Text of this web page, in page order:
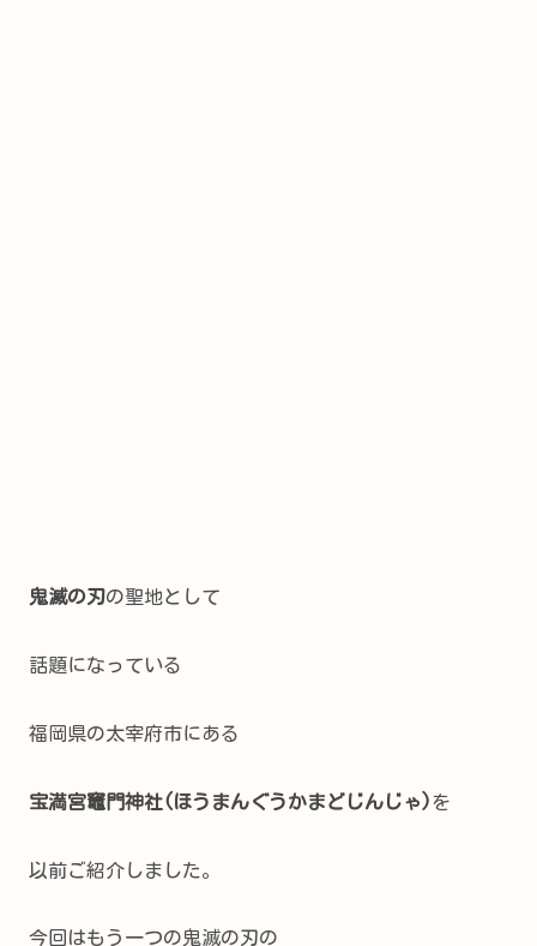
鬼滅の刃の聖地として
話題になっている
福岡県の太宰府市にある
宝満宮竈門神社(ほうまんぐうかまどじんじゃ)を
以前ご紹介しました。
今回はもう一つの鬼滅の刃の